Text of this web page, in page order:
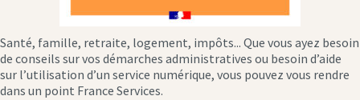
Santé, famille, retraite, logement, impôts... Que vous ayez besoin
de conseils sur vos démarches administratives ou besoin d’aide
sur l’utilisation d’un service numérique, vous pouvez vous rendre
dans un point France Services.